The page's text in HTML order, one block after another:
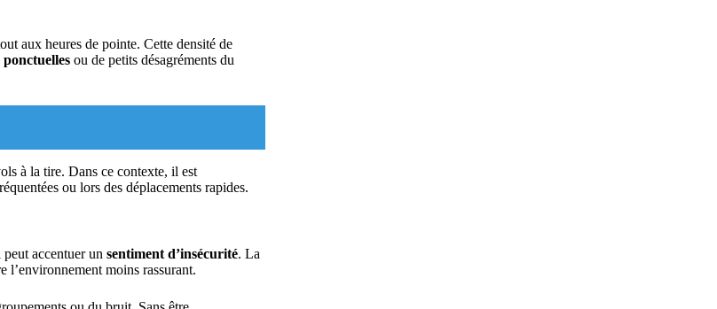
aux heures de pointe. Cette densité de
ou de petits désagréments du
à la tire. Dans ce contexte, il est
ou lors des déplacements rapides.
accentuer un sentiment d’insécurité. La
l’environnement moins rassurant.